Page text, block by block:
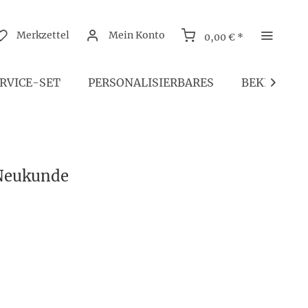
Merkzettel Mein Konto 0,00 € *
SET PERSONALISIERBARES 